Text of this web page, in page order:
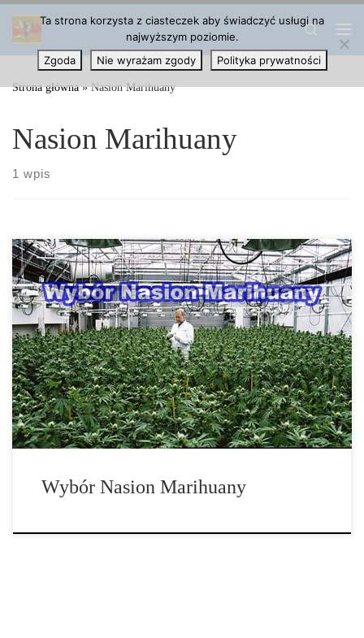
Przejdź do treści
Search
Strona główna » Nasion Marihuany
Nasion Marihuany
1 wpis
Wybór odpowiednich nasion marihuany danej odmiany konopi jest
najważniejszą decyzją dla każdego growera. Po pierwsze każdy
chce mieć roślinę, która […]
Wybór Nasion Marihuany
Ta strona korzysta z ciasteczek aby świadczyć usługi na
najwyższym poziomie.
Zgoda
Nie wyrażam zgody Polityka prywatności